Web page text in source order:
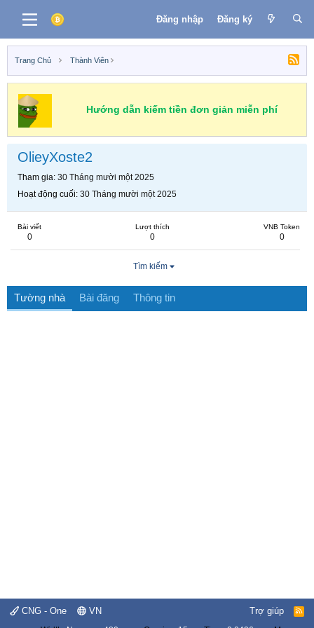
Đăng nhập Đăng ký
Trang Chủ Thành Viên
Hướng dẫn kiếm tiền đơn giản miễn phí
OlieyXoste2
Tham gia 30 Tháng mười một 2025
Hoạt động cuối 30 Tháng mười một 2025
Bài viết
0
Lượt thích
0
VNB Token
0
Tìm kiếm
Tường nhà Bài đăng Thông tin
CNG - One VN Trợ giúp
R